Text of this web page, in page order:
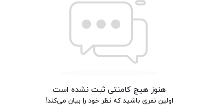
هنوز هیچ کامنتی ثبت نشده است
اولین نفری باشید که نظر خود را بیان می‌کند!